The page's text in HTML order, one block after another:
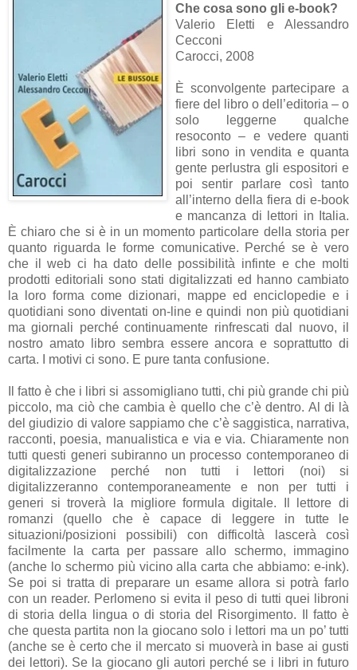
Che cosa sono gli e-book?
Valerio Eletti e Alessandro
Cecconi
Carocci, 2008
È sconvolgente partecipare a
fiere del libro o dell’editoria – o
solo leggerne qualche
resoconto – e vedere quanti
libri sono in vendita e quanta
gente perlustra gli espositori e
poi sentir parlare così tanto
all’interno della fiera di e-book
e mancanza di lettori in Italia.
È chiaro che si è in un momento particolare della storia per
quanto riguarda le forme comunicative. Perché se è vero
che il web ci ha dato delle possibilità infinte e che molti
prodotti editoriali sono stati digitalizzati ed hanno cambiato
la loro forma come dizionari, mappe ed enciclopedie e i
quotidiani sono diventati on-line e quindi non più quotidiani
ma giornali perché continuamente rinfrescati dal nuovo, il
nostro amato libro sembra essere ancora e soprattutto di
carta. I motivi ci sono. E pure tanta confusione.
Il fatto è che i libri si assomigliano tutti, chi più grande chi più
piccolo, ma ciò che cambia è quello che c’è dentro. Al di là
del giudizio di valore sappiamo che c’è saggistica, narrativa,
racconti, poesia, manualistica e via e via. Chiaramente non
tutti questi generi subiranno un processo contemporaneo di
digitalizzazione perché non tutti i lettori (noi) si
digitalizzeranno contemporaneamente e non per tutti i
generi si troverà la migliore formula digitale. Il lettore di
romanzi (quello che è capace di leggere in tutte le
situazioni/posizioni possibili) con difficoltà lascerà così
facilmente la carta per passare allo schermo, immagino
(anche lo schermo più vicino alla carta che abbiamo: e-ink).
Se poi si tratta di preparare un esame allora si potrà farlo
con un reader. Perlomeno si evita il peso di tutti quei libroni
di storia della lingua o di storia del Risorgimento. Il fatto è
che questa partita non la giocano solo i lettori ma un po’ tutti
(anche se è certo che il mercato si muoverà in base ai gusti
dei lettori). Se la giocano gli autori perché se i libri in futuro